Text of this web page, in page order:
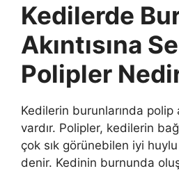
Kedilerde
Akıntısına
Polipler
Kedilerin burunlarında polip
vardır. Polipler, kedilerin
çok sık görünebilen iyi
denir. Kedinin burnunda